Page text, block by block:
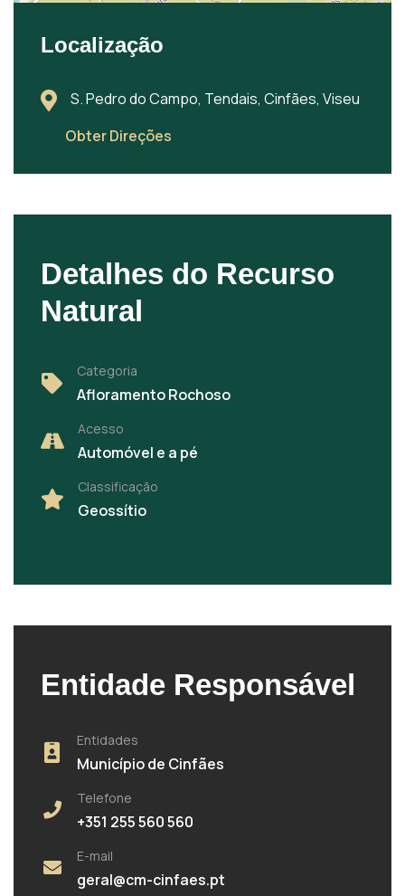
Localização
S. Pedro do Campo, Tendais, Cinfães, Viseu
Obter Direções
Detalhes do Recurso
Natural
Categoria
Afloramento Rochoso
Acesso
Automóvel e a pé
Classificação
Geossítio
Entidade Responsável
Entidades
Município de Cinfães
Telefone
+351 255 560 560
E-mail
geral@cm-cinfaes.pt